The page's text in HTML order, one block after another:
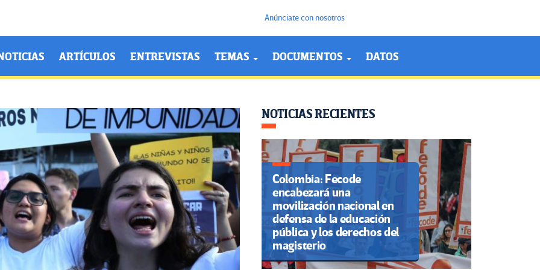
Anúnciate con nosotros
ARTÍCULOS ENTREVISTAS TEMAS DOCUMENTOS DATOS
NOTICIAS RECIENTES
Colombia: Fecode
encabezará una
movilización nacional en
defensa de la educación
pública y los derechos del
magisterio